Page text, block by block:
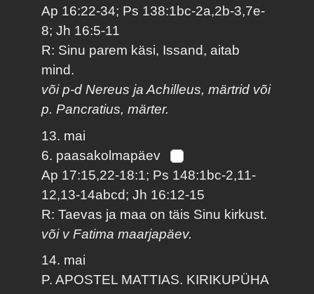
Ap 16:22-34; Ps 138:1bc-2a,2b-3,7e-
8; Jh 16:5-11
R: Sinu parem käsi, Issand, aitab
mind.
või p-d Nereus ja Achilleus, märtrid või
p. Pancratius, märter.
13. mai
6. paasakolmapäev
Ap 17:15,22-18:1; Ps 148:1bc-2,11-
12,13-14abcd; Jh 16:12-15
R: Taevas ja maa on täis Sinu kirkust.
või v Fatima maarjapäev.
14. mai
P. APOSTEL MATTIAS. KIRIKUPÜHA